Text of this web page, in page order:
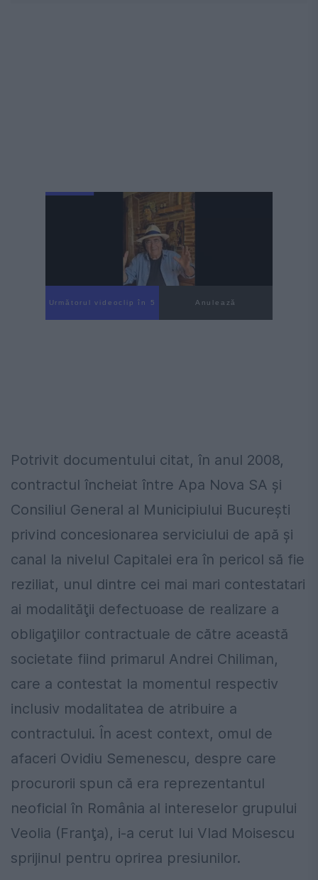
Următorul videoclip în 4 Anulează
Potrivit documentului citat, în anul 2008,
contractul încheiat între Apa Nova SA şi
Consiliul General al Municipiului Bucureşti
privind concesionarea serviciului de apă şi
canal la nivelul Capitalei era în pericol să fie
reziliat, unul dintre cei mai mari contestatari
ai modalităţii defectuoase de realizare a
obligaţiilor contractuale de către această
societate fiind primarul Andrei Chiliman,
care a contestat la momentul respectiv
inclusiv modalitatea de atribuire a
contractului. În acest context, omul de
afaceri Ovidiu Semenescu, despre care
procurorii spun că era reprezentantul
neoficial în România al intereselor grupului
Veolia (Franţa), i-a cerut lui Vlad Moisescu
sprijinul pentru oprirea presiunilor.